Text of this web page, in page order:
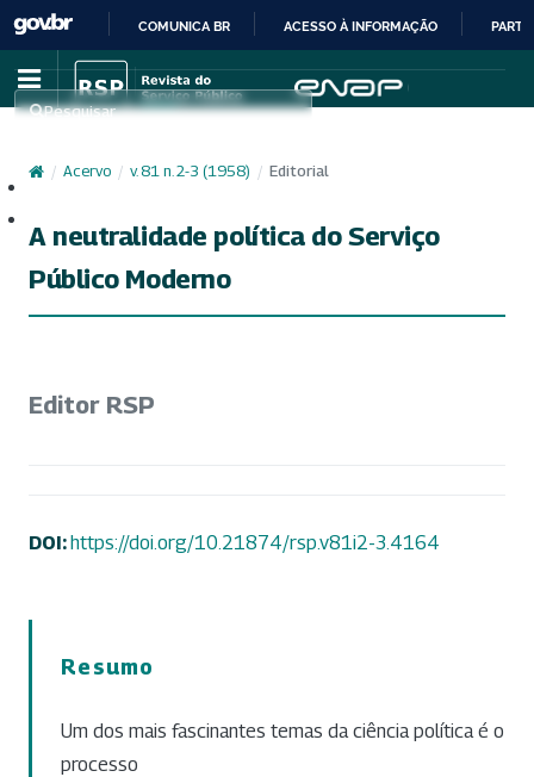
IR
PARA
CONTEÚDO
COMUNICA BR ACESSO À INFORMAÇÃO
Pesquisar
/ Acervo / v. 81 n. 2-3 (1958) / Editorial
A neutralidade política do Serviço
Público Moderno
Editor RSP
DOI:https://doi.org/10.21874/rsp.v81i2-3.4164
Resumo
Um dos mais fascinantes temas da ciência política é o
processo